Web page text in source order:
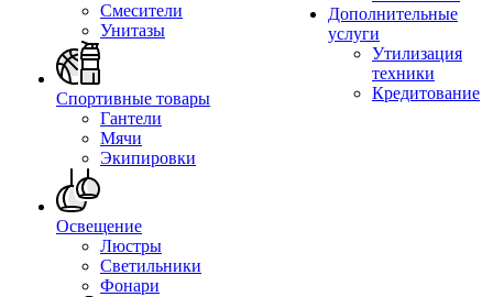
Смесители
Унитазы
Спортивные товары
Гантели
Мячи
Экипировки
Освещение
Люстры
Светильники
Фонари
Дополнительные
услуги
Утилизация
техники
Кредитование